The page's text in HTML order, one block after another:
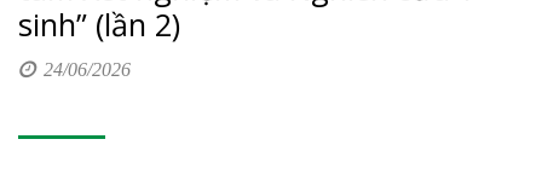
sinh” (lần 2)
24/06/2026